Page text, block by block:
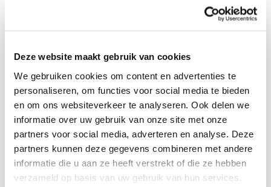
Deze website maakt gebruik van cookies
We gebruiken cookies om content en advertenties te
personaliseren, om functies voor social media te bieden
en om ons websiteverkeer te analyseren. Ook delen we
informatie over uw gebruik van onze site met onze
partners voor social media, adverteren en analyse. Deze
partners kunnen deze gegevens combineren met andere
informatie die u aan ze heeft verstrekt of die ze hebben
verzameld op basis van uw gebruik van hun services.